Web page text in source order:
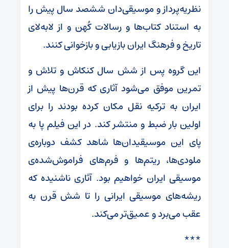
نظریه‌پرداز و موسیقی‌دان ششصد سال پیش را
به استناد کتاب‌ها و رسالات کُهن و از لابه‌لای
تاریخ و فرهنگ ایران بازیابی و بازخوانی کنند.
این گروه پس از شش سال کنکاش و تلاش و
تمرین موفق می‌شود آثاری که قرن‌ها پیش از
ایران به ترکیه نقل مکان کرده بودند را برای
اولین بار ضبط و منتشر کند. در این فیلم پا به
پای این موسیقیدان‌ها شاهد کشف دوباره‌ی
ملودی‌ها، ریتم‌ها و فرم‌های فراموش‌شده‌ی
موسیقی ایران خواهیم بود. آثاری ناشنیده که
ریشه‌های موسیقی ایرانی را تا شش قرن به
عقب می‌برد و عمیق‌تر می‌کند.
***